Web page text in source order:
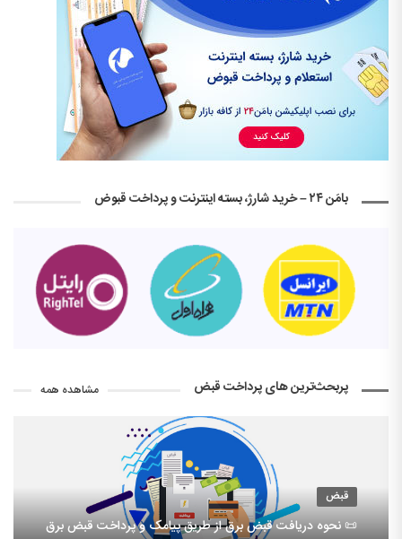
بامَن ۲۴ – خرید شارژ، بسته اینترنت و پرداخت قبوض
پربحث‌ترین های پرداخت قبض مشاهده همه
قبض
📜 نحوه دریافت قبض برق از طریق پیامک و پرداخت قبض برق